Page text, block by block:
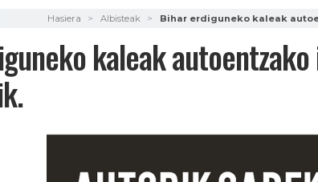
Hasiera Albisteak Bihar erdiguneko kaleak
kaleak